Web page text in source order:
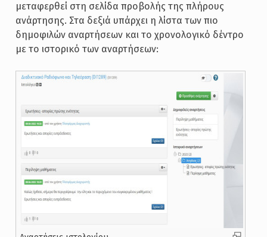
μεταφερθεί στη σελίδα προβολής της πλήρους
ανάρτησης. Στα δεξιά υπάρχει η λίστα των πιο
δημοφιλών αναρτήσεων και το χρονολογικό δέντρο
με το ιστορικό των αναρτήσεων: